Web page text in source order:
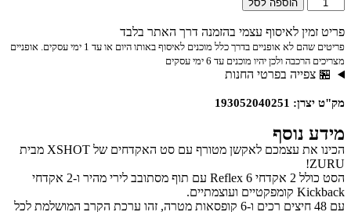
הוספה לסל
פריט זמין לאיסוף עצמי בהזמנה דרך האתר בלבד
פריטים שהם לא אופניים בדרך כלל מוכנים לאיסוף באותו היום או עד 1 ימי עסקים. אופניים
מצריכים הרכבה ולכן יהיו מוכנים עד 6 ימי עסקים
🏪 צפייה בפרטי החנות
מק"ט יצרן: 193052040251
מידע נוסף
הכינו את עצמכם לאקשן מטורף עם סט האקדחים של XSHOT מבית
ZURU!
הסט כולל 2 אקדחי Reflex 6 עם תוף מסתובב לירי מהיר ו-2 אקדחי
Kickback קומפקטיים ועוצמתיים.
עם 48 חיצים רכים ו-6 קופסאות מטרה, זהו ערכת הקרב המושלמת לכל